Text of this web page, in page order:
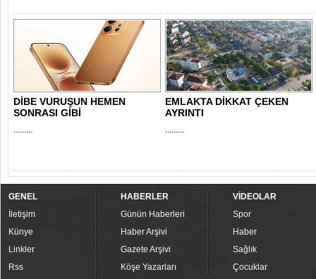
DİBE VURUŞUN HEMEN
SONRASI GİBİ
.........
EMLAKTA DİKKAT ÇEKEN
AYRINTI
.........
GENEL
İletişim
Künye
Linkler
Rss
HABERLER
Günün Haberleri
Haber Arşivi
Gazete Arşivi
Köşe Yazarları
VİDEOLAR
Spor
Haber
Sağlık
Çocuklar